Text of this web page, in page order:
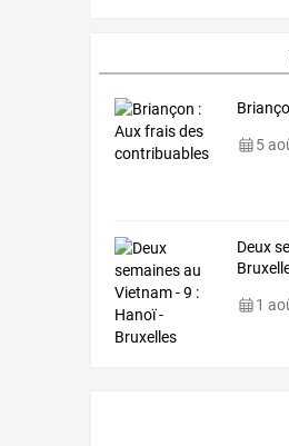
5
Deux
1